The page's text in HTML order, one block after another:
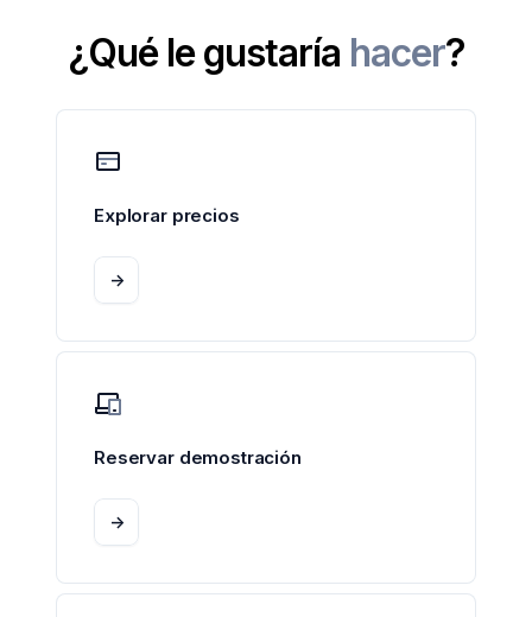
¿Qué le gustaría hacer?
Explorar precios
->
Reservar demostración
->